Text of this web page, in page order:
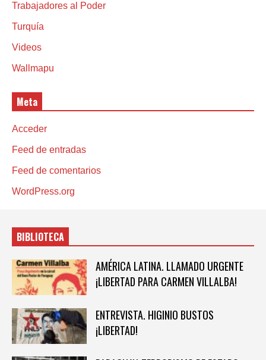
Trabajadores al Poder
Turquía
Videos
Wallmapu
Meta
Acceder
Feed de entradas
Feed de comentarios
WordPress.org
BIBLIOTECA
AMÉRICA LATINA. LLAMADO URGENTE
¡LIBERTAD PARA CARMEN VILLALBA!
ENTREVISTA. HIGINIO BUSTOS
¡LIBERTAD!